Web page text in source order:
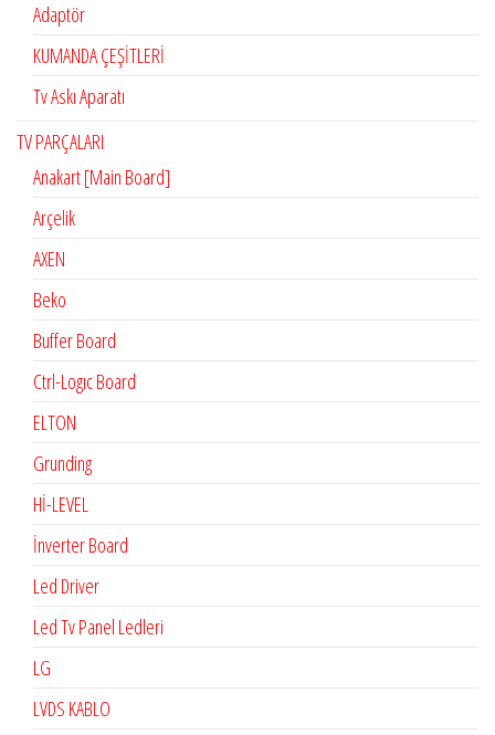
Adaptör
KUMANDA ÇEŞİTLERİ
Tv Askı Aparatı
TV PARÇALARI
Anakart [Main Board]
Arçelik
AXEN
Beko
Buffer Board
Ctrl-Logıc Board
ELTON
Grunding
Hİ-LEVEL
İnverter Board
Led Driver
Led Tv Panel Ledleri
LG
LVDS KABLO